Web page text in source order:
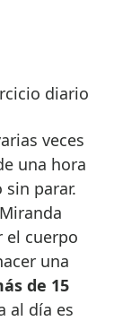
diario
veces
una hora
parar.
el cuerpo
una
de 15
al día es